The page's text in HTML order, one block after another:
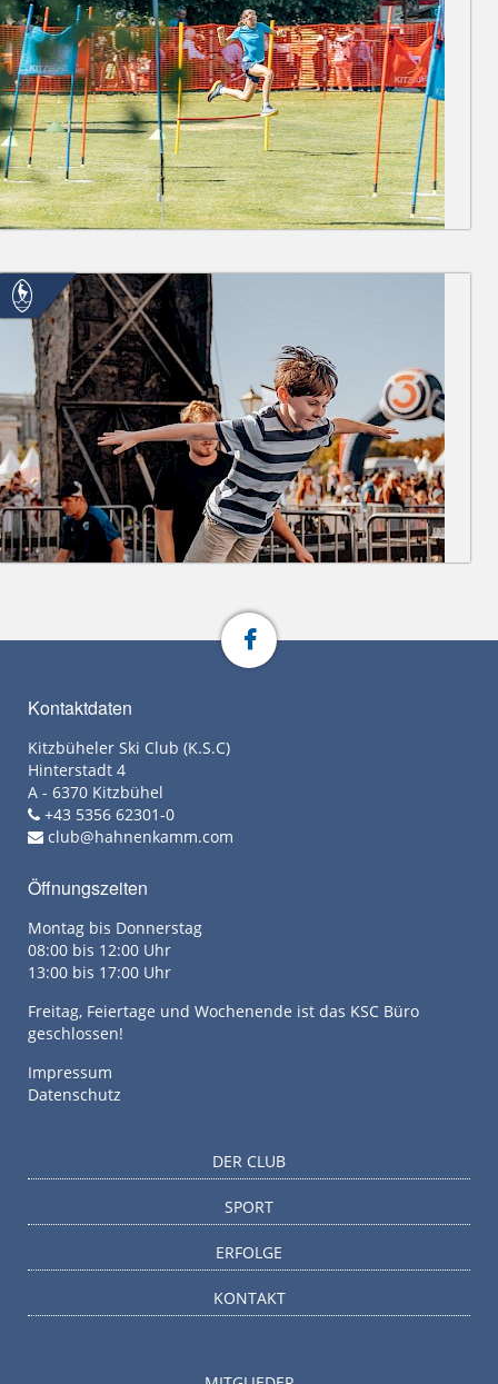
Kontaktdaten
Kitzbüheler Ski Club (K.S.C)
Hinterstadt 4
A - 6370 Kitzbühel
+43 5356 62301-0
club@hahnenkamm.com
Öffnungszeiten
Montag bis Donnerstag
08:00 bis 12:00 Uhr
13:00 bis 17:00 Uhr
Freitag, Feiertage und Wochenende ist das KSC Büro
geschlossen!
Impressum
Datenschutz
DER CLUB
SPORT
ERFOLGE
KONTAKT